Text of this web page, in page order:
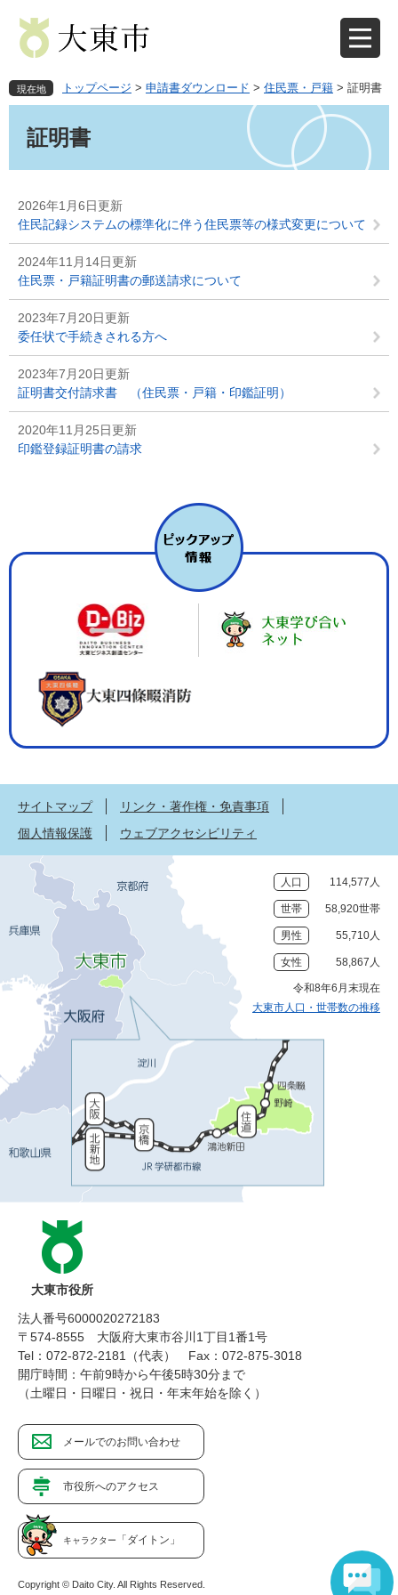
先
頭
を
飛
現在地 トップページ > 申請書ダウンロード > 住民票・戸籍 > 証明書
証明書
2026年1月6日更新
住民記録システムの標準化に伴う住民票等の様式変更について
2024年11月14日更新
住民票・戸籍証明書の郵送請求について
2023年7月20日更新
委任状で手続きされる方へ
2023年7月20日更新
証明書交付請求書 （住民票・戸籍・印鑑証明）
2020年11月25日更新
印鑑登録証明書の請求
サイトマップ
リンク・著作権・免責事項
個人情報保護
ウェブアクセシビリティ
人口 114,577人
世帯 58,920世帯
男性 55,710人
女性 58,867人
令和8年6月末現在
大東市人口・世帯数の推移
大東市役所
法人番号6000020272183
〒574-8555 大阪府大東市谷川1丁目1番1号
Tel：072-872-2181（代表）
Fax：072-875-3018
開庁時間：午前9時から午後5時30分まで
（土曜日・日曜日・祝日・年末年始を除く）
メールでのお問い合わせ
市役所へのアクセス
キャラクター 「ダイトン」
Copyright © Daito City. All Rights Reserved.